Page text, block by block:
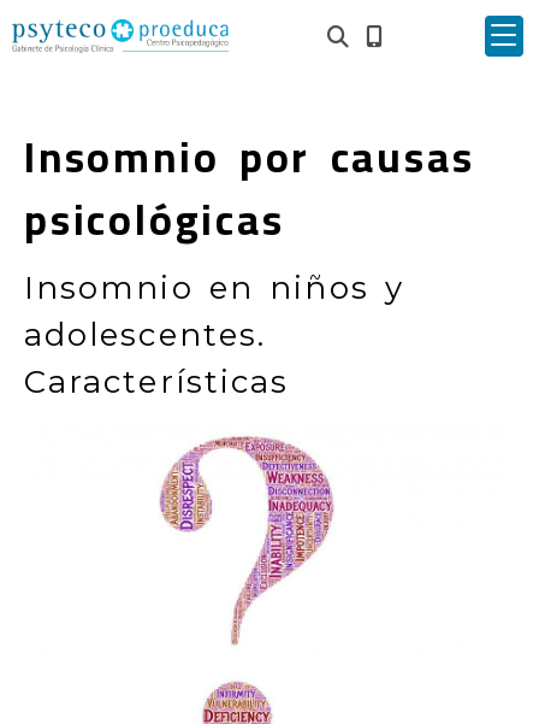
Insomnio por causas
psicológicas
Insomnio en niños y
adolescentes.
Características